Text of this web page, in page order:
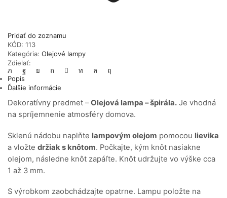
Pridať do zoznamu
KÓD: 113
Kategória: Olejové lampy
Zdielať:
Popis
Ďalšie informácie
Dekoratívny predmet –Olejová lampa – špirála. Je vhodná
na spríjemnenie atmosféry domova.
Sklenú nádobu naplňte lampovým olejom pomocou lievika
a vložte držiak s knôtom. Počkajte, kým knôt nasiakne
olejom, následne knôt zapáľte. Knôt udržujte vo výške cca
1 až 3 mm.
S výrobkom zaobchádzajte opatrne. Lampu položte na